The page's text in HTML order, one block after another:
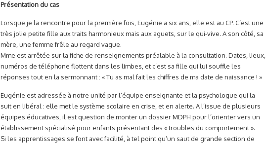
Présentation du cas
Lorsque je la rencontre pour la première fois, Eugénie a six ans, elle est au CP. C’est une
très jolie petite fille aux traits harmonieux mais aux aguets, sur le qui-vive. A son côté, sa
mère, une femme frêle au regard vague.
Mme est arrêtée sur la fiche de renseignements préalable à la consultation. Dates, lieux,
numéros de téléphone flottent dans les limbes, et c’est sa fille qui lui souffle les
réponses tout en la sermonnant : « Tu as mal fait les chiffres de ma date de naissance ! »
Eugénie est adressée à notre unité par l’équipe enseignante et la psychologue qui la
suit en libéral : elle met le système scolaire en crise, et en alerte. A l’issue de plusieurs
équipes éducatives, il est question de monter un dossier MDPH pour l’orienter vers un
établissement spécialisé pour enfants présentant des « troubles du comportement ».
Si les apprentissages se font avec facilité, à tel point qu’un saut de grande section de